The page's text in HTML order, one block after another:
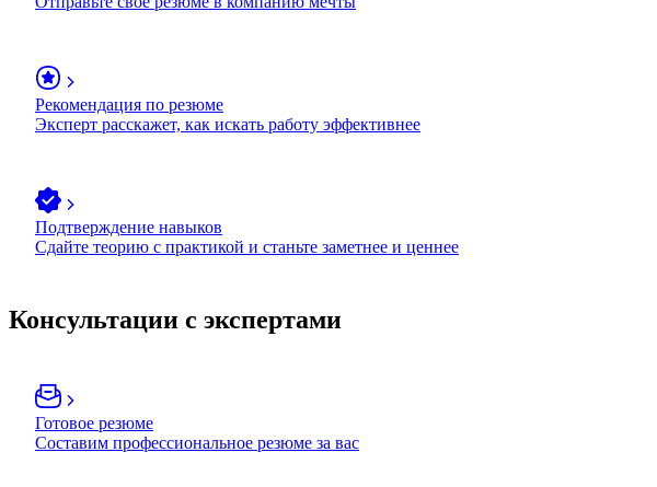
Рекомендация по резюме
Эксперт расскажет, как искать работу эффективнее
Подтверждение навыков
Сдайте теорию с практикой и станьте заметнее и ценнее
Консультации с экспертами
Готовое резюме
Составим профессиональное резюме за вас